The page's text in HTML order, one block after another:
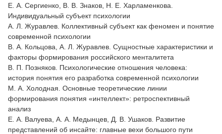
Е. А. Сергиенко, В. В. Знаков, Н. Е. Харламенкова.
Индивидуальный субъект психологии
А. Л. Журавлев. Коллективный субъект как феномен и понятие
современной психологии
В. А. Кольцова, А. Л. Журавлев. Сущностные характеристики и
факторы формирования российского менталитета
В. П. Позняков. Психологические отношения человека:
история понятия его разработка современной психологии
М. А. Холодная. Основные теоретические линии
формирования понятия «интеллект»: ретроспективный
анализ
Е. А. Валуева, А. А. Медынцев, Д. В. Ушаков. Развитие
представлений об инсайте: главные вехи большого пути